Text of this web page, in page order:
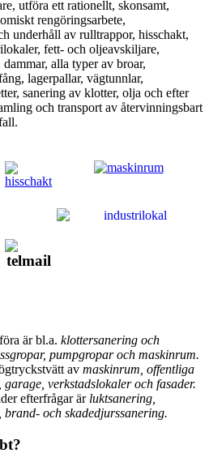
utföra ett rationellt, skonsamt,
rengöringsarbete,
underhåll av rulltrappor, hisschakt,
fett- och oljeavskiljare,
alla typer av broar,
lagerpallar, vägtunnlar,
sanering av klotter, olja och efter
och transport av återvinningsbart
är bl.a. klottersanering och
pumpgropar och maskinrum.
av maskinrum, offentliga
verkstadslokaler och fasader.
efterfrågar är luktsanering,
och skadedjurssanering.